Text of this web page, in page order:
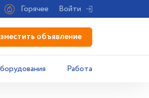
Горячее Войти
объявление
Работа